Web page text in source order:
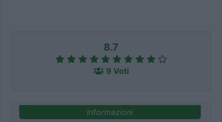
8.7
9 Voti
Informazioni